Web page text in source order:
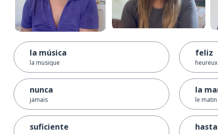
la música
la musique
nunca
jamais
suficiente
feliz
heureux
la
le matin
hasta